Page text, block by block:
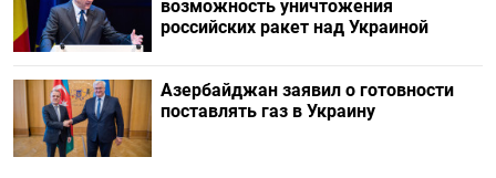
возможность уничтожения
российских ракет над Украиной
Азербайджан заявил о готовности
поставлять газ в Украину